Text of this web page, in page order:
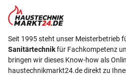
Seit 1995 steht unser Meisterbetrieb
Sanitärtechnikfür Fachkompetenz
bringen wir dieses Know-how als
haustechnikmarkt24.de direkt zu